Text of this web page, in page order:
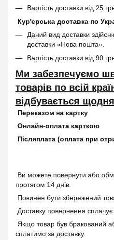
Вартість доставки від 25
Кур'єрська доставка по
Даний вид доставки
доставки «Нова пошта».
Вартість доставки від 90
Ми забезпечуємо
товарів по всій
відбувається
Переказом на картку
Онлайн-оплата карткою
Післяплата (оплата при
Ви можете повернути або
протягом 14 днів.
Повинен бути збережений
Доставку повернення сплачує
Якщо товар був бракований
сплатимо за доставку.